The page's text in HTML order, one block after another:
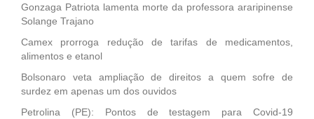
Gonzaga Patriota lamenta morte da professora araripinense
Solange Trajano
Camex prorroga redução de tarifas de medicamentos,
alimentos e etanol
Bolsonaro veta ampliação de direitos a quem sofre de
surdez em apenas um dos ouvidos
Petrolina (PE): Pontos de testagem para Covid-19